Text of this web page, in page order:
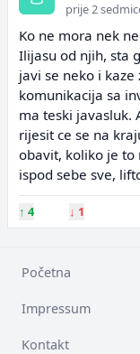
prije 2
Ko ne mora nek
Ilijasu od njih, sta
javi se neko i
komunikacija sa
ma teski javasluk.
rijesit ce se na
obavit, koliko je to
ispod sebe sve,
↑ 4 ↓ 1
Početna
Impressum
Kontakt